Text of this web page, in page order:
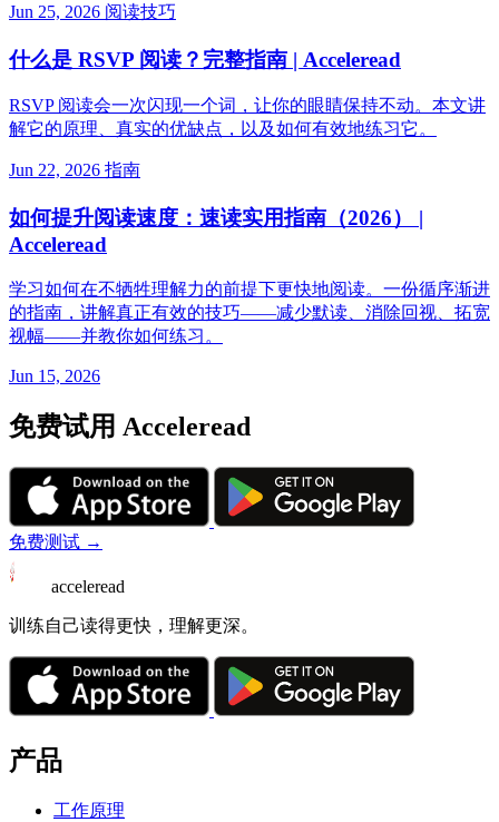
Jun 25, 2026 阅读技巧
什么是 RSVP 阅读？完整指南 | Acceleread
RSVP 阅读会一次闪现一个词，让你的眼睛保持不动。本文讲
解它的原理、真实的优缺点，以及如何有效地练习它。
Jun 22, 2026 指南
如何提升阅读速度：速读实用指南（2026） |
Acceleread
学习如何在不牺牲理解力的前提下更快地阅读。一份循序渐进
的指南，讲解真正有效的技巧——减少默读、消除回视、拓宽
视幅——并教你如何练习。
Jun 15, 2026
免费试用 Acceleread
免费测试 →
acceleread
训练自己读得更快，理解更深。
产品
工作原理